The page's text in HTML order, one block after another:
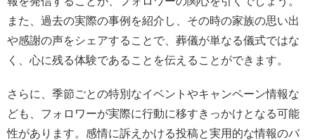
また、過去の実際の事例を紹介し、その時の家族の思い出
や感謝の声をシェアすることで、葬儀が単なる儀式ではな
く、心に残る体験であることを伝えることができます。
さらに、季節ごとの特別なイベントやキャンペーン情報な
ども、フォロワーが実際に行動に移すきっかけとなる可能
性があります。感情に訴えかける投稿と実用的な情報のバ